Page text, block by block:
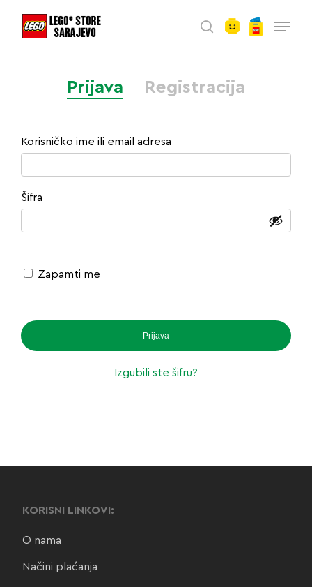
search
Prijava Registracija
Korisničko ime ili email adresa
Šifra
Zapamti me
Prijava
Izgubili ste šifru?
KORISNI LINKOVI:
O nama
Načini plaćanja